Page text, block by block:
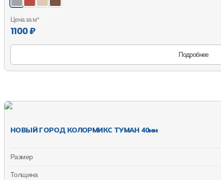
Цена за м²
1100 ₽
Подробнее
НОВЫЙ ГОРОД КОЛОРМИКС ТУМАН 40мм
Размер
Толщина